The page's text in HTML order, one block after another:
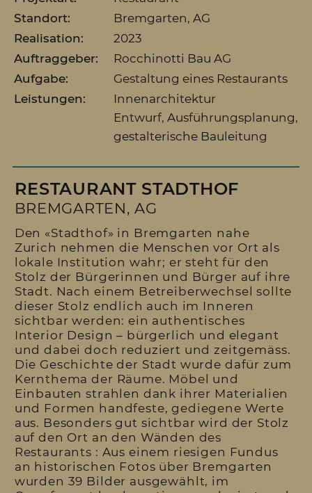
Standort:
Bremgarten, AG
Realisation:
2023
Auftraggeber:
Rocchinotti Bau AG
Aufgabe:
Gestaltung eines Restaurants
Leistungen:
Innenarchitektur
Entwurf, Ausführungsplanung,
gestalterische Bauleitung
RESTAURANT STADTHOF
BREMGARTEN, AG
Den «Stadthof» in Bremgarten nahe
Zurich nehmen die Menschen vor Ort als
lokale Institution wahr; er steht für den
Stolz der Bürgerinnen und Bürger auf ihre
Stadt. Nach einem Betreiberwechsel sollte
dieser Stolz endlich auch im Inneren
sichtbar werden: ein authentisches
Interior Design – bürgerlich und elegant
und dabei doch reduziert und zeitgemäss.
Die Geschichte der Stadt wurde dafür zum
Kernthema der Räume. Möbel und
Einbauten strahlen dank ihrer Materialien
und Formen handfeste, gediegene Werte
aus. Besonders gut sichtbar wird der Stolz
auf den Ort an den Wänden des
Restaurants : Aus einem riesigen Fundus
an historischen Fotos über Bremgarten
wurden 39 Bilder ausgewählt, im